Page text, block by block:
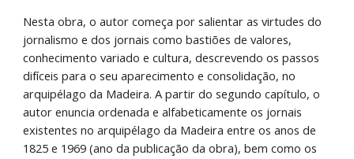
Nesta obra, o autor começa por salientar as virtudes do
jornalismo e dos jornais como bastiões de valores,
conhecimento variado e cultura, descrevendo os passos
difíceis para o seu aparecimento e consolidação, no
arquipélago da Madeira. A partir do segundo capítulo, o
autor enuncia ordenada e alfabeticamente os jornais
existentes no arquipélago da Madeira entre os anos de
1825 e 1969 (ano da publicação da obra), bem como os